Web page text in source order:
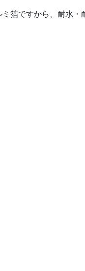
ミ箔ですから、耐水